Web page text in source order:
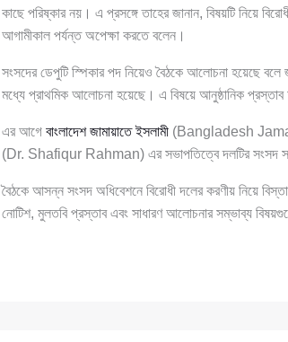
কাছে পরিষ্কার নয়। এ প্রসঙ্গে তাহের জানান, বিষয়টি নিয়ে
আগামীকাল পর্যন্ত অপেক্ষা করতে বলেন।
সংসদের ডেপুটি স্পিকার পদ নিয়েও বৈঠকে আলোচনা হয়েছে বলে
মধ্যে প্রাথমিক আলোচনা হয়েছে। এ বিষয়ে আনুষ্ঠানিক
এর আগে বাংলাদেশ জামায়াতে ইসলামী(Bangladesh
(Dr. Shafiqur Rahman) এর সভাপতিত্বে দলটির সংসদ
বৈঠকে আসন্ন সংসদ অধিবেশনে বিরোধী দলের করণীয় নিয়ে
নোটিশ, মুলতবি প্রস্তাব এবং সাধারণ আলোচনার সম্ভাব্য